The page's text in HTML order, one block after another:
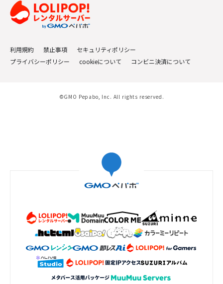
利用規約 禁止事項
セキュリティポリシー
プライバシーポリシー
cookieについて コンビニ決済について
©GMO Pepabo, Inc. All rights reserved.